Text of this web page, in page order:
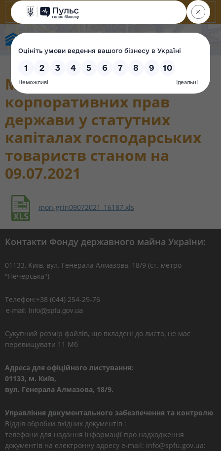
Моніторинг
корпоративних прав
держави у статутних
капіталах господарських
товариств станом на
09.07.2021
mon-grin09072021_16187.xls
Контакти Фонду державного майна України:
01133, Kиїв, вул. Генерала Алмазова, 18/9 (ст. метро
"Печерська")
Телефон:+38 (044) 254-29-76
Сукупний розмір файлів, що вкладені до листа, не має
перевищувати 11 Мб
Адреса для офіційного листування:
01133, м. Київ,
вул. Генерала Алмазова, 18/9.
Управління документального забезпечення та контролю
Відділ обробки вхідних документів :
телефони для надання інформації про надходження
документів на електронну адресу e-mail: info@spfu.gov.ua: